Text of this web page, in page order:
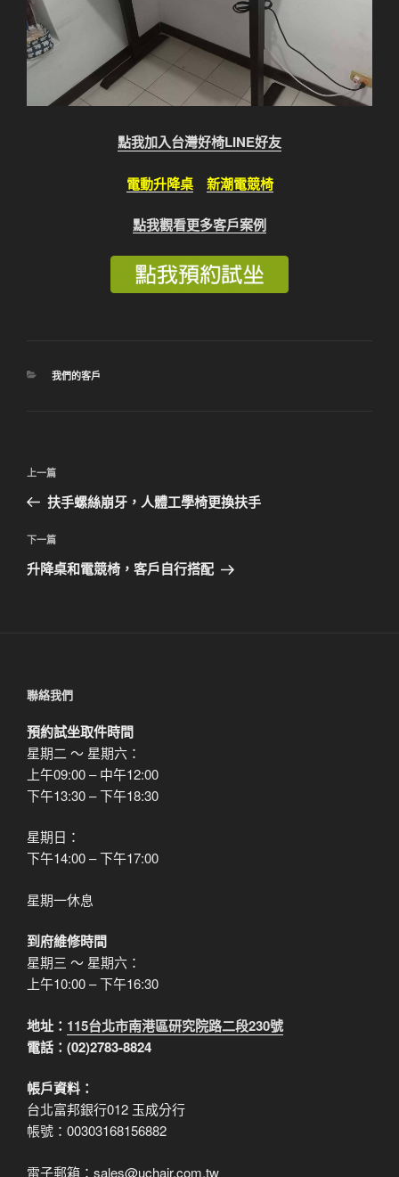
點我加入台灣好椅LINE好友
電動升降桌 新潮電競椅
點我觀看更多客戶案例
分
我們的客戶
文
導
覽
上
一
文
章
上一篇
扶手螺絲崩牙，人體工學椅更換扶手
下
一
下一篇
升降桌和電競椅，客戶自行搭配
聯絡我們
預約試坐取件時間
星期二 ～ 星期六：
上午09:00 – 中午12:00
下午13:30 – 下午18:30
星期日：
下午14:00 – 下午17:00
星期一休息
到府維修時間
星期三 ～ 星期六：
上午10:00 – 下午16:30
地址： 115台北市南港區研究院路二段230號
電話：(02)2783-8824
帳戶資料：
台北富邦銀行012 玉成分行
帳號：00303168156882
電子郵箱：sales@uchair.com.tw